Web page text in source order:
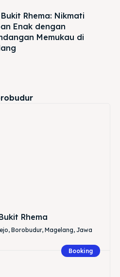
Rhema: Nikmati
Enak dengan
Memukau di
Rhema
Borobudur, Magelang, Jawa
Booking